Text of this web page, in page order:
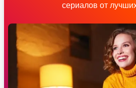
сериалов от